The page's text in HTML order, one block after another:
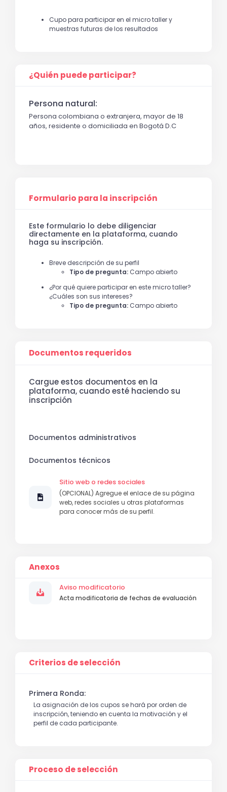
Cupo para participar en el micro taller y
muestras futuras de los resultados
¿Quién puede participar?
Persona natural:
Persona colombiana o extranjera, mayor de 18
años, residente o domiciliada en Bogotá D.C
Formulario para la inscripción
Este formulario lo debe diligenciar
directamente en la plataforma, cuando
haga su inscripción.
Breve descripción de su perfil
Tipo de pregunta: Campo abierto
¿Por qué quiere participar en este micro taller?
¿Cuáles son sus intereses?
Tipo de pregunta: Campo abierto
Documentos requeridos
Cargue estos documentos en la
plataforma, cuando esté haciendo su
inscripción
Documentos administrativos
Documentos técnicos
Sitio web o redes sociales
(OPCIONAL) Agregue el enlace de su página
web, redes sociales u otras plataformas
para conocer más de su perfil.
Anexos
Aviso modificatorio
Acta modificatoria de fechas de evaluación
Criterios de selección
Primera Ronda:
La asignación de los cupos se hará por orden de
inscripción, teniendo en cuenta la motivación y el
perfil de cada participante.
Proceso de selección